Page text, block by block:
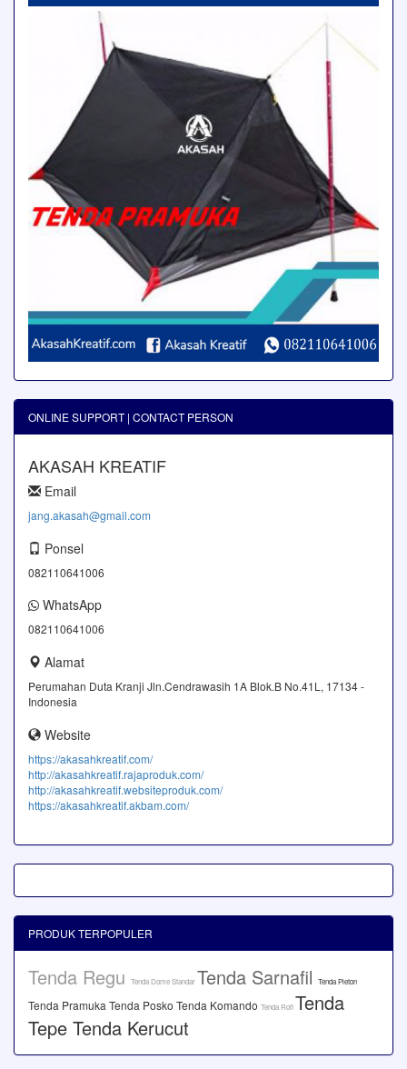
ONLINE SUPPORT | CONTACT PERSON
AKASAH KREATIF
Email
jang.akasah@gmail.com
Ponsel
082110641006
WhatsApp
082110641006
Alamat
Perumahan Duta Kranji Jln.Cendrawasih 1A Blok.B No.41L, 17134 -
Indonesia
Website
https://akasahkreatif.com/
http://akasahkreatif.rajaproduk.com/
http://akasahkreatif.websiteproduk.com/
https://akasahkreatif.akbam.com/
PRODUK TERPOPULER
Tenda Regu Tenda Dome StandarTenda Sarnafil Tenda Pleton
Tenda Pramuka Tenda Posko Tenda Komando Tenda RofiTenda
Tepe Tenda Kerucut